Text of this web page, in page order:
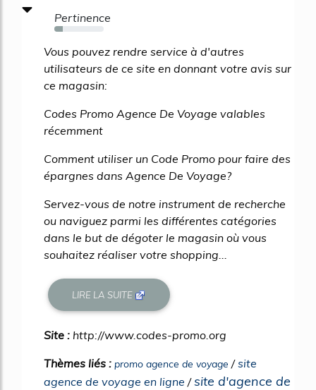
Pertinence
17%
Vous pouvez rendre service à d'autres
utilisateurs de ce site en donnant votre avis sur
ce magasin:
Codes Promo Agence De Voyage valables
récemment
Comment utiliser un Code Promo pour faire des
épargnes dans Agence De Voyage?
Servez-vous de notre instrument de recherche
ou naviguez parmi les différentes catégories
dans le but de dégoter le magasin où vous
souhaitez réaliser votre shopping...
LIRE LA SUITE
Site : http://www.codes-promo.org
Thèmes liés : promo agence de voyage /site
agence de voyage en ligne /site d'agence de